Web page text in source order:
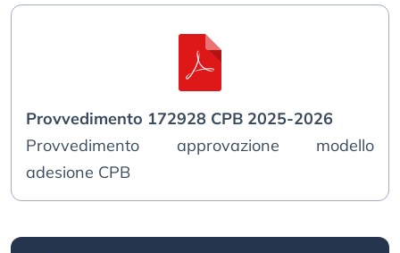
Provvedimento 172928 CPB 2025-2026
Provvedimento approvazione modello
adesione CPB